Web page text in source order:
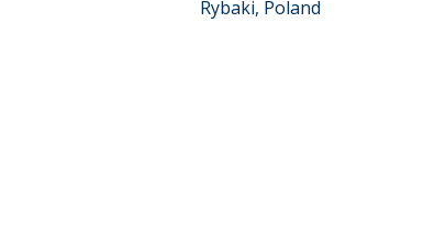
Rybaki, Poland